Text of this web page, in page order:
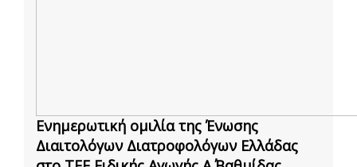
Ενημερωτική ομιλία της Ένωσης
Διαιτολόγων Διατροφολόγων Ελλάδας